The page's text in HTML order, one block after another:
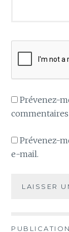
Prévenez-
Prévenez-
e-mail.